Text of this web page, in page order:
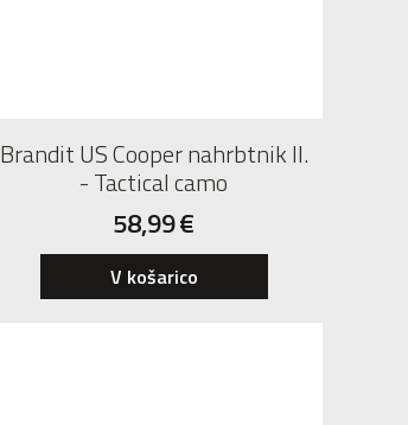
Brandit US Cooper nahrbtnik II.
- Tactical camo
58,99€
V košarico